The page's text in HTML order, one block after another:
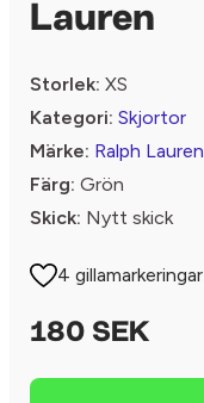
Lauren
Storlek: XS
Kategori: Skjortor
Märke: Ralph Lauren
Färg: Grön
Skick: Nytt skick
4 gillamarkeringar
180 SEK